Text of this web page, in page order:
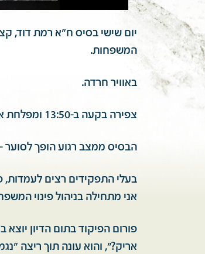
יום שישי בסיס ח"א רמת דוד,
המשפחות.
באוויר חרדה.
צפירה בקעה ב-13:50 ומפלחת את האוויר והלבבות.
הבסיס ממצב רגוע הופך
בעלי התפקידים רצים לעמדות,
אני מתחילה בניהול פינוי
פורום הפיקוד בתום הדיון
אריק?", והוא עונה תוך ריצה